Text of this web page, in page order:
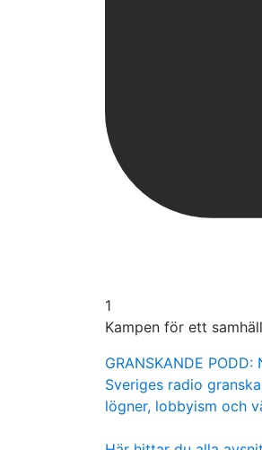
1
Kampen för ett
GRANSKANDE PODD:
Sveriges radio
lögner, lobbyism och